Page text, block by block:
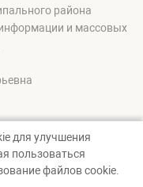
района
и массовых
района, 2026
для улучшения
пользоваться
файлов cookie.